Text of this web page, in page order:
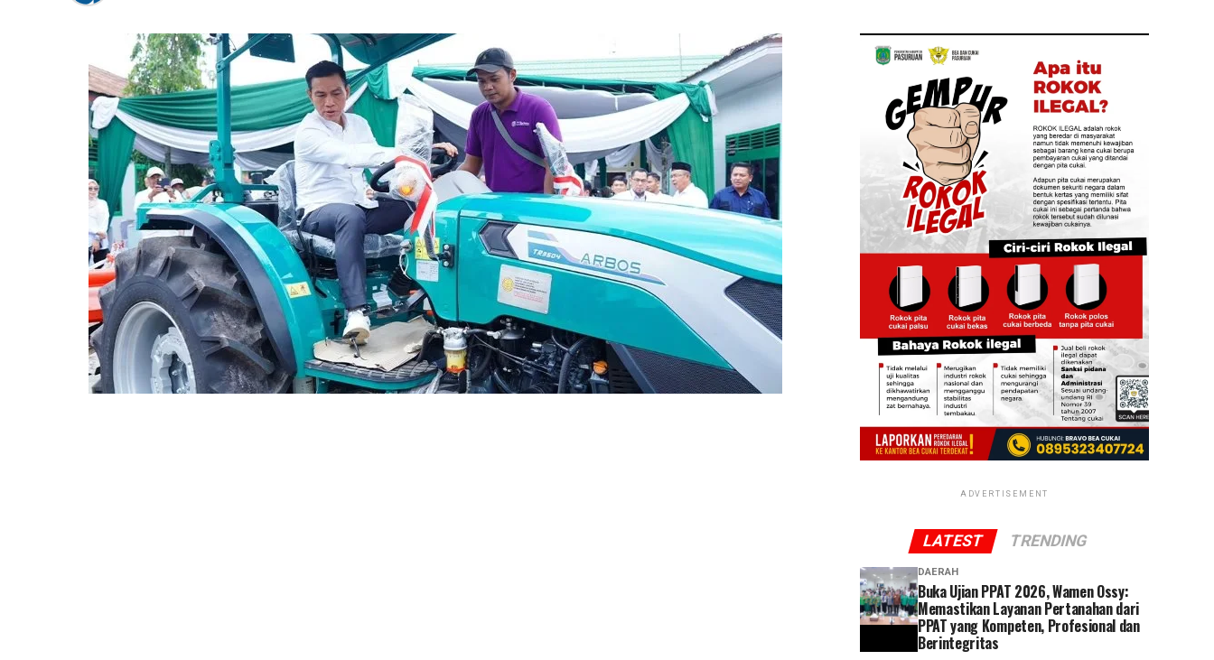
ADVERTISEMENT
LATEST TRENDING
DAERAH
Buka Ujian PPAT 2026, Wamen Ossy:
Memastikan Layanan Pertanahan dari
PPAT yang Kompeten, Profesional dan
Berintegritas